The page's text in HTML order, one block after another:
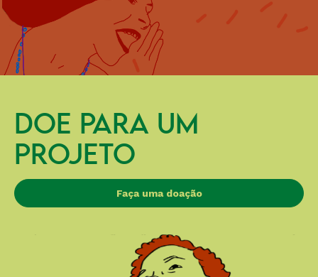
DOE PARA UM
PROJETO
Faça uma doação